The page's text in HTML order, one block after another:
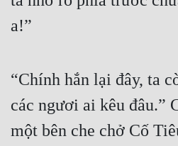
a!”
“Chính hắn lại đây, ta
các ngươi ai kêu đâu.”
một bên che chở Cố